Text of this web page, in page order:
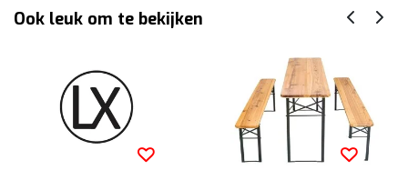
Ook leuk om te bekijken